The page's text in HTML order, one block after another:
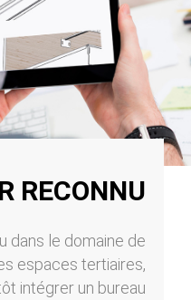
RECONNU
dans le domaine de
espaces tertiaires,
intégrer un bureau